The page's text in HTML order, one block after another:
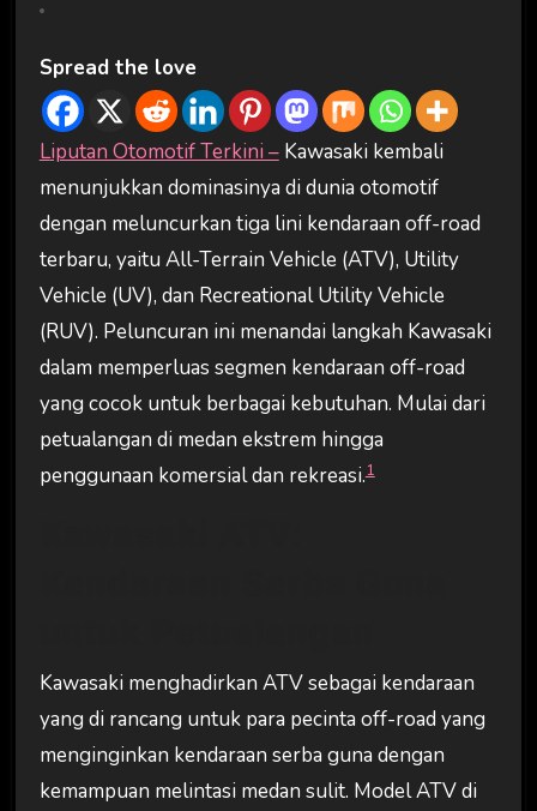
Spread the love
Liputan Otomotif Terkini –Kawasaki kembali
menunjukkan dominasinya di dunia otomotif
dengan meluncurkan tiga lini kendaraan off-road
terbaru, yaitu All-Terrain Vehicle (ATV), Utility
Vehicle (UV), dan Recreational Utility Vehicle
(RUV). Peluncuran ini menandai langkah Kawasaki
dalam memperluas segmen kendaraan off-road
yang cocok untuk berbagai kebutuhan. Mulai dari
petualangan di medan ekstrem hingga
penggunaan komersial dan rekreasi.1
Kawasaki menghadirkan ATV sebagai kendaraan
yang di rancang untuk para pecinta off-road yang
menginginkan kendaraan serba guna dengan
kemampuan melintasi medan sulit. Model ATV di